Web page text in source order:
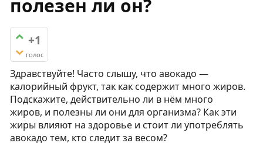
полезен ли он?
+1
голос
Здравствуйте! Часто слышу, что авокадо —
калорийный фрукт, так как содержит много жиров.
Подскажите, действительно ли в нём много
жиров, и полезны ли они для организма? Как эти
жиры влияют на здоровье и стоит ли употреблять
авокадо тем, кто следит за весом?